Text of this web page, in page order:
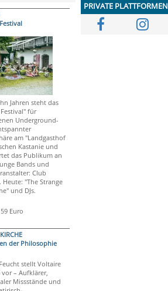
Jahren steht das
für
Underground-
am "Landgasthof
Kastanie und
das Publikum an
Bands und
Club
Heute: "The Strange
und DJs.
Euro
der Philosophie
stellt Voltaire
vor – Aufklärer,
Missstände und
PRIVATE PLATTFORMEN